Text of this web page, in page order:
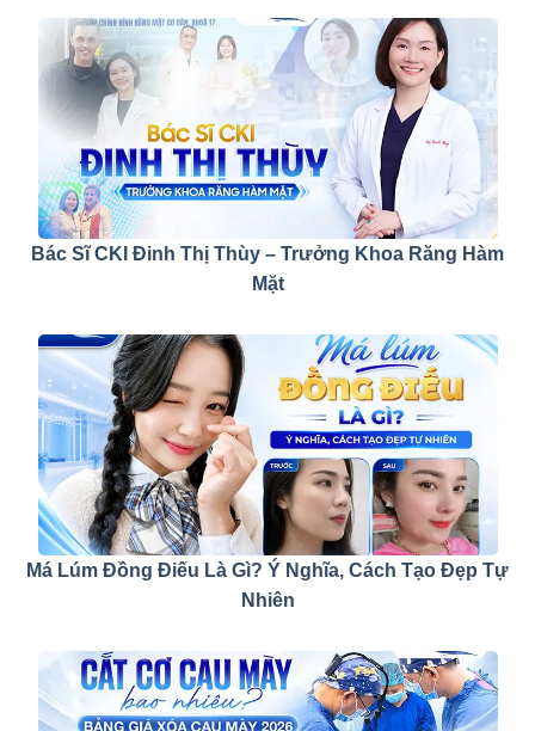
Bác Sĩ CKI Đinh Thị Thùy – Trưởng Khoa Răng Hàm
Mặt
Má Lúm Đồng Điếu Là Gì? Ý Nghĩa, Cách Tạo Đẹp Tự
Nhiên